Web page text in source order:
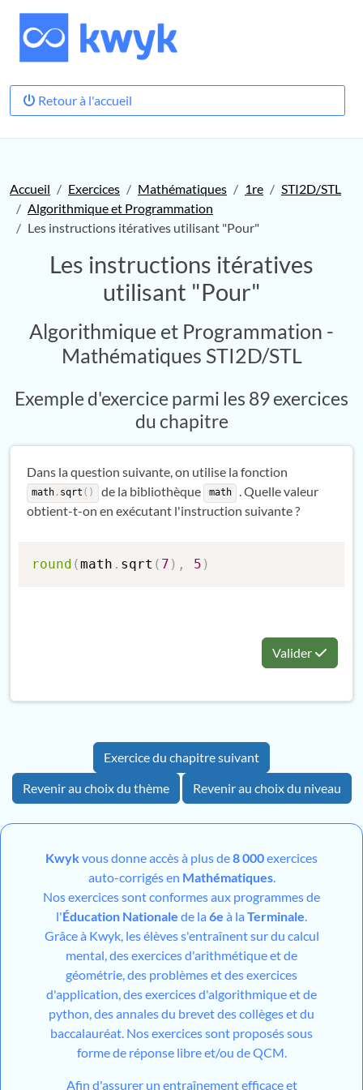
Retour à l'accueil
Accueil Exercices Mathématiques 1re
STI2D/STL
Algorithmique et Programmation
Les instructions itératives utilisant "Pour"
Les instructions itératives
utilisant "Pour"
Algorithmique et Programmation -
Mathématiques STI2D/STL
Exemple d'exercice parmi les 89 exercices
du chapitre
Dans la question suivante, on utilise la fonction
math . sqrt ( ) de la bibliothèque math
. Quelle valeur
obtient-t-on en exécutant l'instruction suivante ?
round (math . sqrt ( 7 ) , 5 )
Valider
Exercice du chapitre suivant
Revenir au choix du thème
Revenir au choix du niveau
Kwykvous donne accès à plus de8 000exercices
auto-corrigés en Mathématiques.
Nos exercices sont conformes aux programmes de
l'Éducation Nationale de la 6e à la Terminale
Grâce à Kwyk, les élèves s'entraînent sur du calcul
mental, des exercices d'arithmétique et de
géométrie, des problèmes et des exercices
d'application, des exercices d'algorithmique et de
python, des annales du brevet des collèges et du
baccalauréat. Nos exercices sont proposés sous
forme de réponse libre et/ou de QCM.
Afin d'assurer un entraînement efficace et